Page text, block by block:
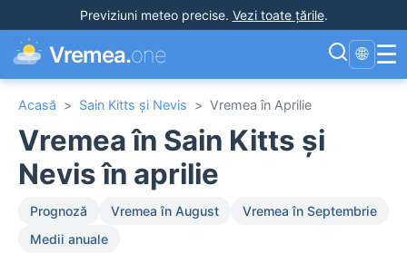
Previziuni meteo precise. Vezi toate țările.
Vremea.one 🌐 ☰
Acasă > Sain Kitts și Nevis > Vremea în Aprilie
Vremea în Sain Kitts și
Nevis în aprilie
Prognoză Vremea în August
Vremea în Septembrie
Medii anuale